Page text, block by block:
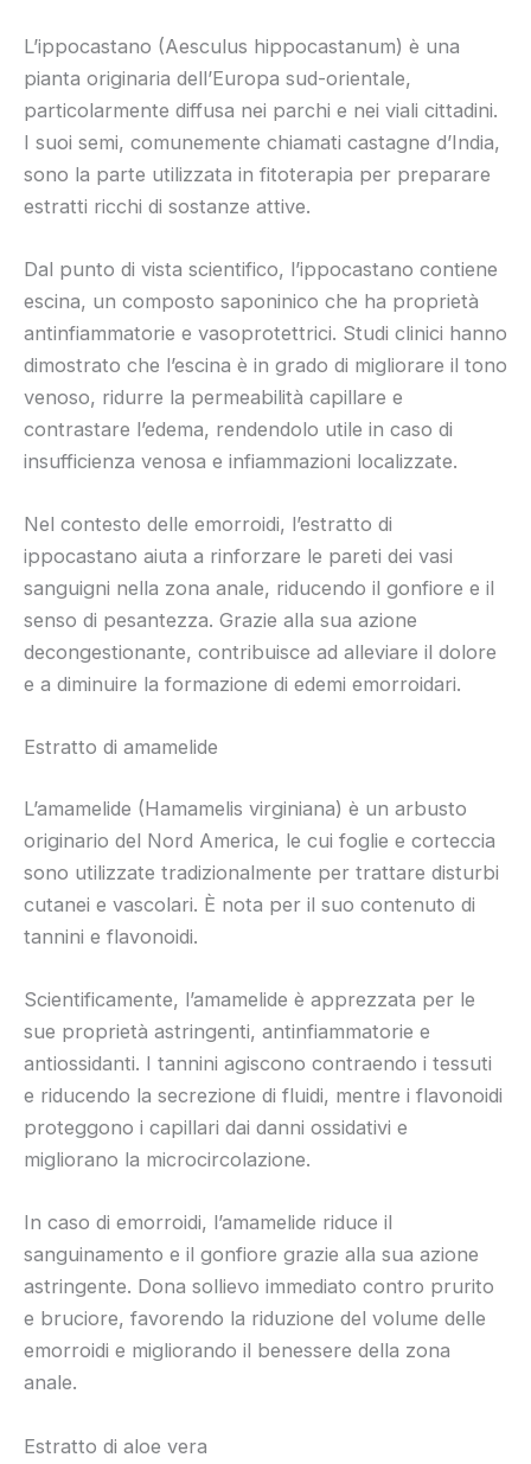
L’ippocastano (Aesculus hippocastanum) è una
pianta originaria dell’Europa sud-orientale,
particolarmente diffusa nei parchi e nei viali cittadini.
I suoi semi, comunemente chiamati castagne d’India,
sono la parte utilizzata in fitoterapia per preparare
estratti ricchi di sostanze attive.
Dal punto di vista scientifico, l’ippocastano contiene
escina, un composto saponinico che ha proprietà
antinfiammatorie e vasoprotettrici. Studi clinici hanno
dimostrato che l’escina è in grado di migliorare il tono
venoso, ridurre la permeabilità capillare e
contrastare l’edema, rendendolo utile in caso di
insufficienza venosa e infiammazioni localizzate.
Nel contesto delle emorroidi, l’estratto di
ippocastano aiuta a rinforzare le pareti dei vasi
sanguigni nella zona anale, riducendo il gonfiore e il
senso di pesantezza. Grazie alla sua azione
decongestionante, contribuisce ad alleviare il dolore
e a diminuire la formazione di edemi emorroidari.
Estratto di amamelide
L’amamelide (Hamamelis virginiana) è un arbusto
originario del Nord America, le cui foglie e corteccia
sono utilizzate tradizionalmente per trattare disturbi
cutanei e vascolari. È nota per il suo contenuto di
tannini e flavonoidi.
Scientificamente, l’amamelide è apprezzata per le
sue proprietà astringenti, antinfiammatorie e
antiossidanti. I tannini agiscono contraendo i tessuti
e riducendo la secrezione di fluidi, mentre i flavonoidi
proteggono i capillari dai danni ossidativi e
migliorano la microcircolazione.
In caso di emorroidi, l’amamelide riduce il
sanguinamento e il gonfiore grazie alla sua azione
astringente. Dona sollievo immediato contro prurito
e bruciore, favorendo la riduzione del volume delle
emorroidi e migliorando il benessere della zona
anale.
Estratto di aloe vera